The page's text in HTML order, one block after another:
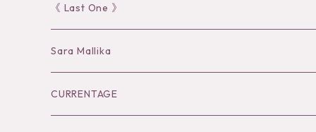
30％OFF
40％OFF
50％OFF
《 Last One 》
Sara Mallika
Tops
CURRENTAGE